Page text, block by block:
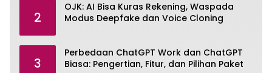
2
OJK: AI Bisa Kuras Rekening, Waspada
Modus Deepfake dan Voice Cloning
3
Perbedaan ChatGPT Work dan ChatGPT
Biasa: Pengertian, Fitur, dan Pilihan Paket